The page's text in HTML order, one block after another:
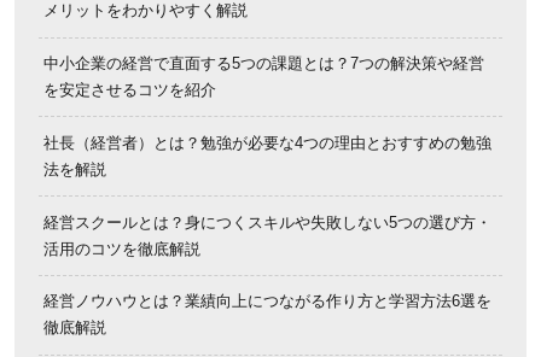
メリットをわかりやすく解説
中小企業の経営で直面する5つの課題とは？7つの解決策や経営
を安定させるコツを紹介
社長（経営者）とは？勉強が必要な4つの理由とおすすめの勉強
法を解説
経営スクールとは？身につくスキルや失敗しない5つの選び方・
活用のコツを徹底解説
経営ノウハウとは？業績向上につながる作り方と学習方法6選を
徹底解説